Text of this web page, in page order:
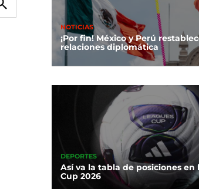
Buscar
NOTICIAS
¡Por fin! México y Perú
relaciones diplomática
DEPORTES
Así va la tabla de posiciones en
Cup 2026